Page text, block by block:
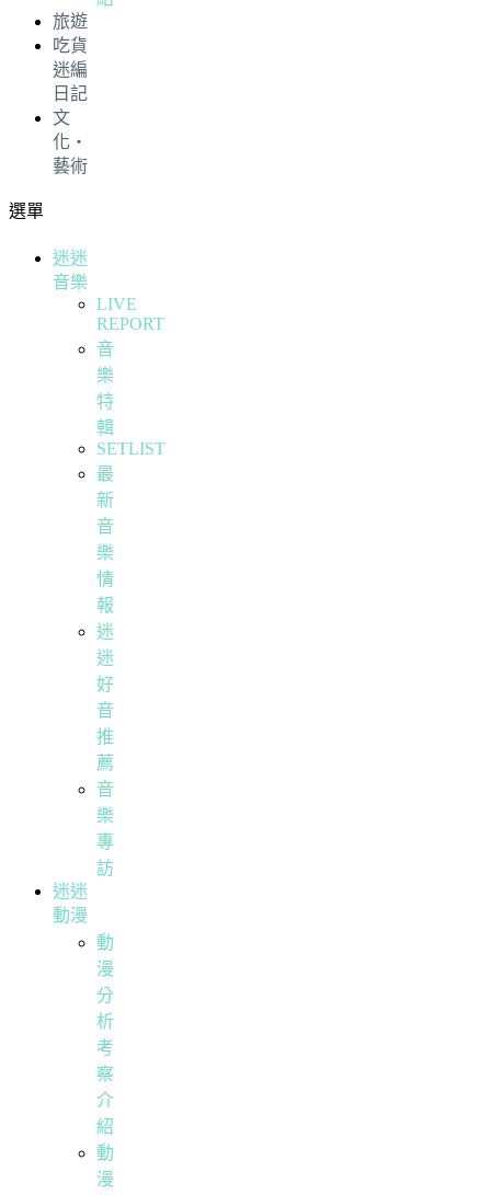
旅遊
吃貨
迷編
日記
文
化・
藝術
選單
迷迷
音樂
LIVE
REPORT
音
樂
特
輯
SETLIST
最
新
音
樂
情
報
迷
迷
好
音
推
薦
音
樂
專
訪
迷迷
動漫
動
漫
分
析
考
察
介
紹
動
漫